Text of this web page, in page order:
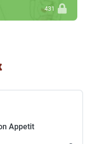
431
Appetit